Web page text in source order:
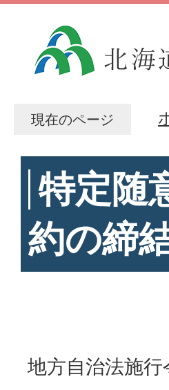
現在のページ
特定随
約の締
地方自治法施